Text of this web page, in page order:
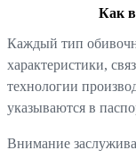
Как
Каждый тип
характеристики,
технологии
указываются в
Внимание